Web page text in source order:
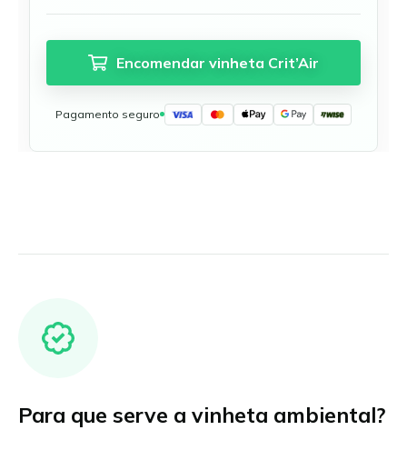
Encomendar vinheta Crit’Air
Pagamento seguro
Para que serve a vinheta ambiental?